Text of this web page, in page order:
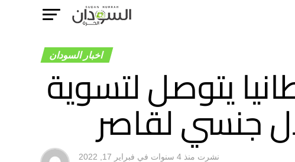
اخبار السودان
يتوصل لتسوية
جنسي لقاصر
نشرت منذ 4 سنوات في فبراير 17, 2022